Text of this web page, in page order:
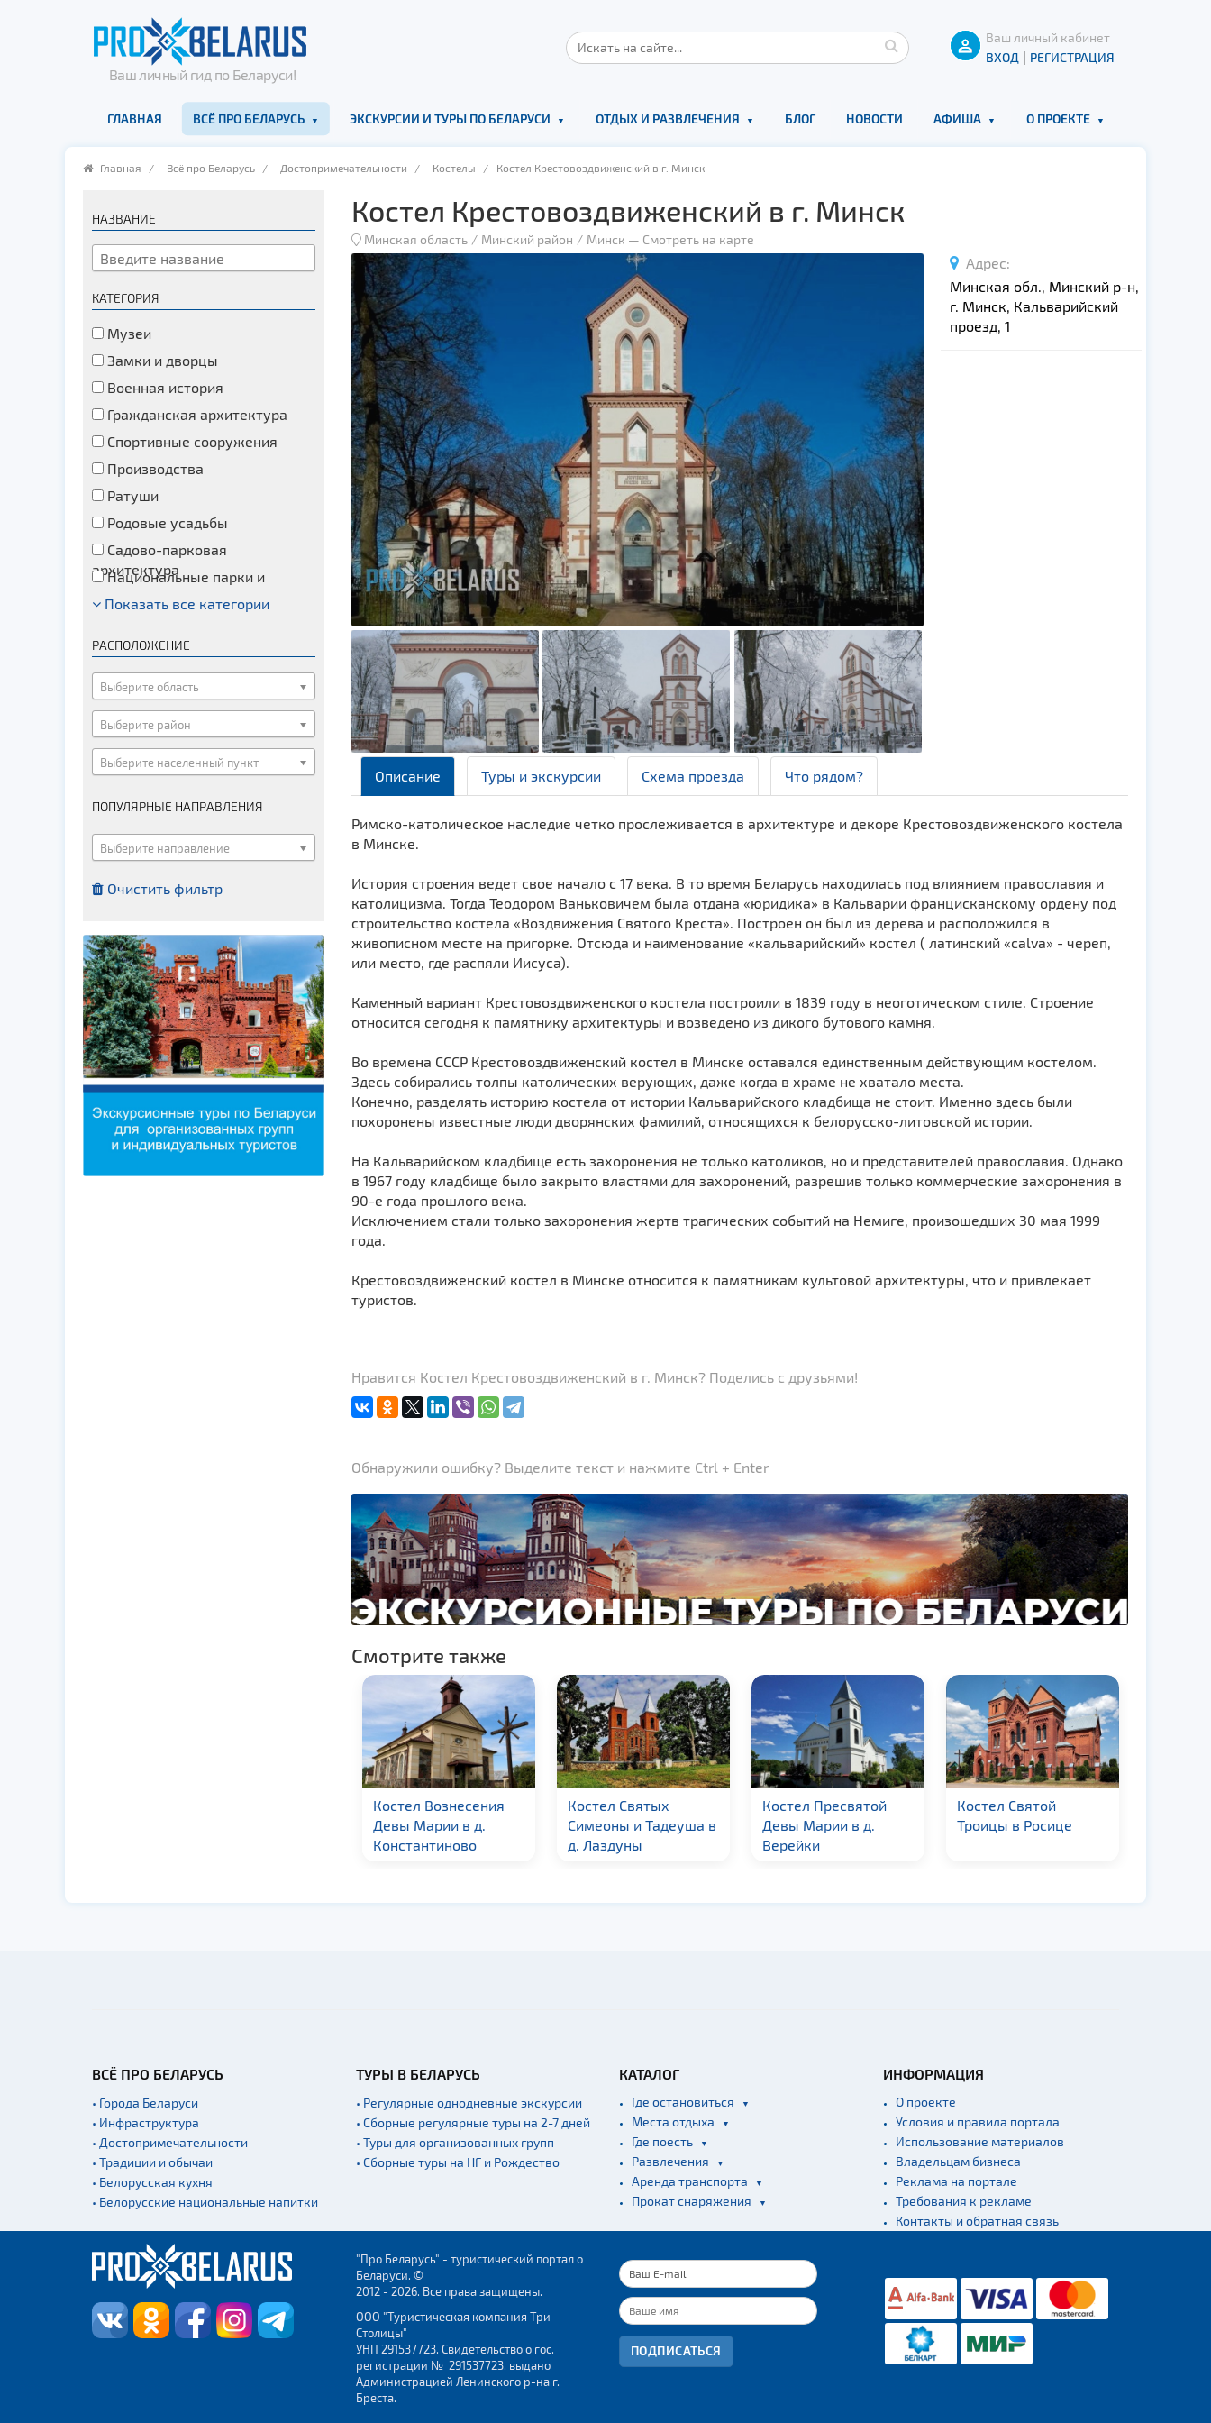
Ваш личный гид по Беларуси!
Ваш личный кабинет
ВХОД | РЕГИСТРАЦИЯ
ГЛАВНАЯ ВСЁ ПРО БЕЛАРУСЬ ЭКСКУРСИИ И ТУРЫ ПО БЕЛАРУСИ ОТДЫХ И РАЗВЛЕЧЕНИЯ БЛОГ НОВОСТИ АФИША О ПРОЕКТЕ
Главная / Всё про Беларусь / Достопримечательности / Костелы / Костел Крестовоздвиженский в г. Минск
НАЗВАНИЕ
КАТЕГОРИЯ
Музеи
Замки и дворцы
Военная история
Гражданская архитектура
Спортивные сооружения
Производства
Ратуши
Родовые усадьбы
Садово-парковая
архитектура
Национальные парки и
заказники
Озера и водоемы
Памятники археологии
Памятники геодезии
Памятники природы
Памятники известным людям
Церкви
Костелы
Мечети
Кладбище
Культурные центры
Театры
Галереи
Концертные залы
Показать все категории
РАСПОЛОЖЕНИЕ
Выберите область
Выберите район
Выберите населенный пункт
ПОПУЛЯРНЫЕ НАПРАВЛЕНИЯ
Выберите направление
Очистить фильтр
Костел Крестовоздвиженский в г. Минск
Минская область Минский район Минск — Смотреть на карте
Адрес:
Минская обл., Минский р-н,
г. Минск, Кальварийский
проезд, 1
Описание Туры и экскурсии Схема проезда Что рядом?
Римско-католическое наследие четко прослеживается в архитектуре и декоре Крестовоздвиженского костела
в Минске.
История строения ведет свое начало с 17 века. В то время Беларусь находилась под влиянием православия и
католицизма. Тогда Теодором Ваньковичем была отдана «юридика» в Кальварии францисканскому ордену под
строительство костела «Воздвижения Святого Креста». Построен он был из дерева и расположился в
живописном месте на пригорке. Отсюда и наименование «кальварийский» костел ( латинский «сalva» - череп,
или место, где распяли Иисуса).
Каменный вариант Крестовоздвиженского костела построили в 1839 году в неоготическом стиле. Строение
относится сегодня к памятнику архитектуры и возведено из дикого бутового камня.
Во времена СССР Крестовоздвиженский костел в Минске оставался единственным действующим костелом.
Здесь собирались толпы католических верующих, даже когда в храме не хватало места.
Конечно, разделять историю костела от истории Кальварийского кладбища не стоит. Именно здесь были
похоронены известные люди дворянских фамилий, относящихся к белорусско-литовской истории.
На Кальварийском кладбище есть захоронения не только католиков, но и представителей православия. Однако
в 1967 году кладбище было закрыто властями для захоронений, разрешив только коммерческие захоронения в
90-е года прошлого века.
Исключением стали только захоронения жертв трагических событий на Немиге, произошедших 30 мая 1999
года.
Крестовоздвиженский костел в Минске относится к памятникам культовой архитектуры, что и привлекает
туристов.
Нравится Костел Крестовоздвиженский в г. Минск? Поделись с друзьями!
Обнаружили ошибку? Выделите текст и нажмите Ctrl + Enter
Смотрите также
Костел Святых
Симеоны и Тадеуша в
д. Лаздуны
Костел Пресвятой
Девы Марии в д.
Верейки
Костел Святой
Троицы в Росице
Костел Святых Петра
и Павла в г.п.
ВСЁ ПРО БЕЛАРУСЬ
• Города Беларуси
• Инфраструктура
• Достопримечательности
• Традиции и обычаи
• Белорусская кухня
• Белорусские национальные напитки
ТУРЫ В БЕЛАРУСЬ
• Регулярные однодневные экскурсии
• Сборные регулярные туры на 2-7 дней
• Туры для организованных групп
• Сборные туры на НГ и Рождество
КАТАЛОГ
Где остановиться
Места отдыха
Где поесть
Развлечения
Аренда транспорта
Прокат снаряжения
ИНФОРМАЦИЯ
О проекте
Условия и правила портала
Использование материалов
Владельцам бизнеса
Реклама на портале
Требования к рекламе
Контакты и обратная связь
"Про Беларусь" - туристический портал о
Беларуси. ©
2012 - 2026. Все права защищены.
ООО "Туристическая компания Три
Столицы"
УНП 291537723. Свидетельство о гос.
регистрации № 291537723, выдано
Администрацией Ленинского р-на г.
Бреста.
ПОДПИСАТЬСЯ